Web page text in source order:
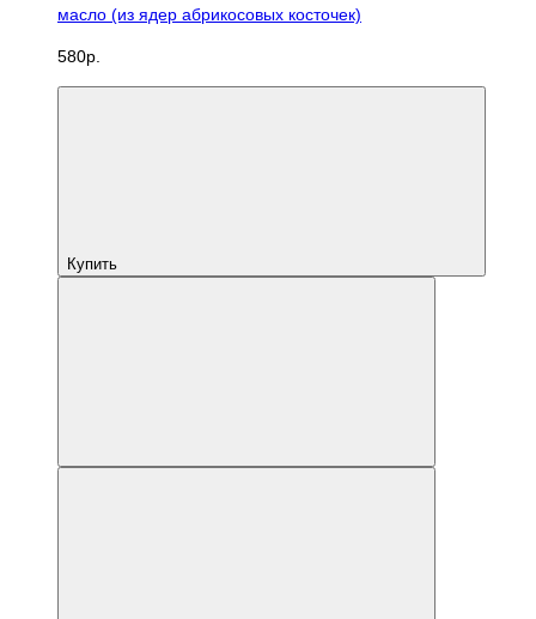
масло (из ядер абрикосовых косточек)
580р.
Купить